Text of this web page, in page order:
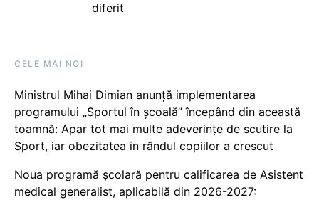
diferit
CELE MAI NOI
Ministrul Mihai Dimian anunță implementarea
programului „Sportul în școală” începând din această
toamnă: Apar tot mai multe adeverințe de scutire la
Sport, iar obezitatea în rândul copiilor a crescut
Noua programă școlară pentru calificarea de Asistent
medical generalist, aplicabilă din 2026-2027: